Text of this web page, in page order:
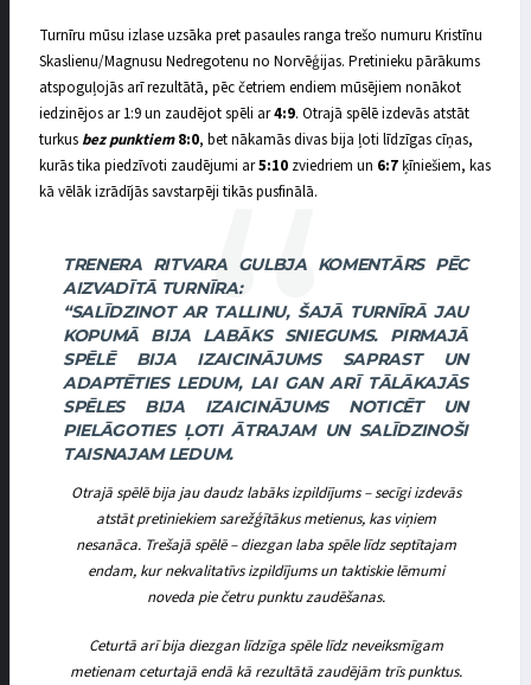
Turnīru mūsu izlase uzsāka pret pasaules ranga trešo numuru Kristīnu
Skaslienu/Magnusu Nedregotenu no Norvēģijas. Pretinieku pārākums
atspoguļojās arī rezultātā, pēc četriem endiem mūsējiem nonākot
iedzinējos ar 1:9 un zaudējot spēli ar4:9. Otrajā spēlē izdevās atstāt
turkus bez punktiem 8:0, bet nākamās divas bija ļoti līdzīgas cīņas,
kurās tika piedzīvoti zaudējumi ar5:10 zviedriem un 6:7 ķīniešiem, kas
kā vēlāk izrādījās savstarpēji tikās pusfinālā.
TRENERA RITVARA GULBJA KOMENTĀRS PĒC
AIZVADĪTĀ TURNĪRA:
“SALĪDZINOT AR TALLINU, ŠAJĀ TURNĪRĀ JAU
KOPUMĀ BIJA LABĀKS SNIEGUMS. PIRMAJĀ
SPĒLĒ BIJA IZAICINĀJUMS SAPRAST UN
ADAPTĒTIES LEDUM, LAI GAN ARĪ TĀLĀKAJĀS
SPĒLES BIJA IZAICINĀJUMS NOTICĒT UN
PIELĀGOTIES ĻOTI ĀTRAJAM UN SALĪDZINOŠI
TAISNAJAM LEDUM.
Otrajā spēlē bija jau daudz labāks izpildījums – secīgi izdevās
atstāt pretiniekiem sarežģītākus metienus, kas viņiem
nesanāca. Trešajā spēlē – diezgan laba spēle līdz septītajam
endam, kur nekvalitatīvs izpildījums un taktiskie lēmumi
noveda pie četru punktu zaudēšanas.
Ceturtā arī bija diezgan līdzīga spēle līdz neveiksmīgam
metienam ceturtajā endā kā rezultātā zaudējām trīs punktus.